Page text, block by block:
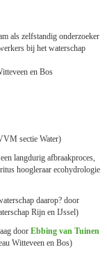
als zelfstandig onderzoeker
bij het waterschap
en Bos
sectie Water)
langdurig afbraakproces,
hoogleraar ecohydrologie
daarop? door
Rijn en IJssel)
door Ebbing van Tuinen
Witteveen en Bos)